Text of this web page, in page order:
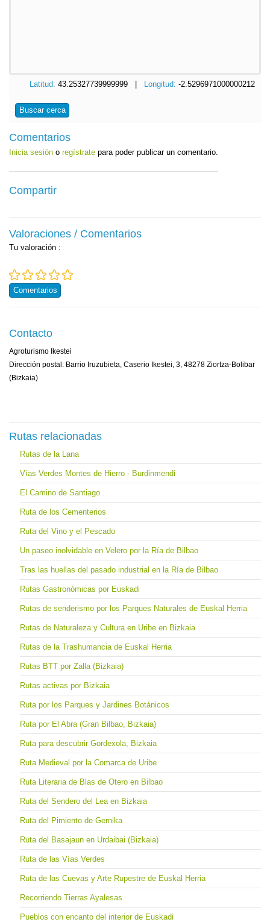
Latitud: 43.25327739999999 | Longitud: -2.5296971000000212
Buscar cerca
Comentarios
Inicia sesión o regístrate para poder publicar un comentario.
Compartir
Valoraciones / Comentarios
Tu valoración :
Comentarios
Contacto
Agroturismo Ikestei
Dirección postal: Barrio Iruzubieta, Caserio Ikestei, 3, 48278 Ziortza-Bolibar
(Bizkaia)
Rutas relacionadas
Rutas de la Lana
Vías Verdes Montes de Hierro - Burdinmendi
El Camino de Santiago
Ruta de los Cementerios
Ruta del Vino y el Pescado
Un paseo inolvidable en Velero por la Ría de Bilbao
Tras las huellas del pasado industrial en la Ría de Bilbao
Rutas Gastronómicas por Euskadi
Rutas de senderismo por los Parques Naturales de Euskal Herria
Rutas de Naturaleza y Cultura en Uribe en Bizkaia
Rutas de la Trashumancia de Euskal Herria
Rutas BTT por Zalla (Bizkaia)
Rutas activas por Bizkaia
Ruta por los Parques y Jardines Botánicos
Ruta por El Abra (Gran Bilbao, Bizkaia)
Ruta para descubrir Gordexola, Bizkaia
Ruta Medieval por la Comarca de Uribe
Ruta Literaria de Blas de Otero en Bilbao
Ruta del Sendero del Lea en Bizkaia
Ruta del Pimiento de Gernika
Ruta del Basajaun en Urdaibai (Bizkaia)
Ruta de las Vías Verdes
Ruta de las Cuevas y Arte Rupestre de Euskal Herria
Recorriendo Tierras Ayalesas
Pueblos con encanto del interior de Euskadi